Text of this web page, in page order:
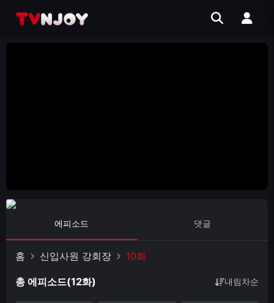
에피소드 댓글
홈 신입사원 강회장 10화
총 에피소드(12화) 내림차순